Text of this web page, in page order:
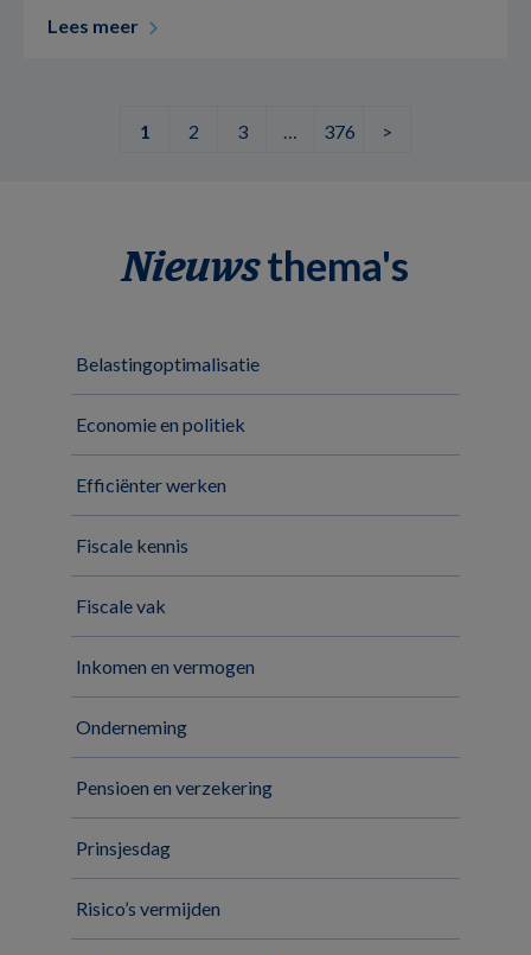
Lees meer
1 2 3 … 376 >
Nieuwsthema's
Belastingoptimalisatie
Economie en politiek
Efficiënter werken
Fiscale kennis
Fiscale vak
Inkomen en vermogen
Onderneming
Pensioen en verzekering
Prinsjesdag
Risico’s vermijden